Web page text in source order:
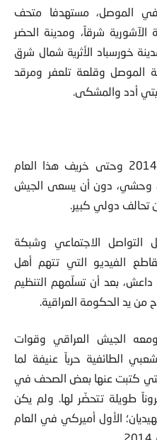
في الموصل، مستهدفا متحف
الآشورية شرقاً، ومدينة الحضر
خورسباد الأثرية شمال شرق
الموصل وقلعة تلعفر ومرقد
أدد والمشكى.
بقيت الموصل من صيف العام 2014 وحتى خريف هذا العام
وحشي، دون أن يسعى الجيش
تحالف دولي كبير.
التواصل الاجتماعي وشبكة
الفيديو التي تتهم أهل
داعش، بعد أن تسلّمهم التنظيم
من يد الحكومة العراقية.
الجيش العراقي وقوات
الطائفية حرباً عنيفة لما
التي كتبت عنها بعض الصحف في
طويلة تتحضّر لها. ولم يكن
الأول أميركي في العام